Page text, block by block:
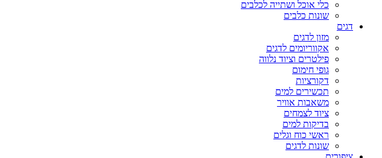
כלי אוכל ושתייה לכלבים
שונות כלבים
דגים
מזון לדגים
אקווריומים לדגים
פילטרים וציוד נלווה
גופי חימום
דקורציות
תכשירים למים
משאבות אוויר
ציוד לצמחים
בדיקות למים
ראשי כוח וגלים
שונות לדגים